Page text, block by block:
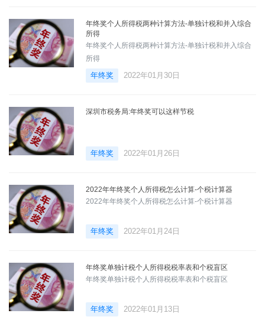
年终奖个人所得税两种计算方法-单独计税和并入综合
所得
年终奖个人所得税两种计算方法-单独计税和并入综合
所得
年终奖 2022年01月30日
深圳市税务局:年终奖可以这样节税
年终奖 2022年01月26日
2022年年终奖个人所得税怎么计算-个税计算器
2022年年终奖个人所得税怎么计算-个税计算器
年终奖 2022年01月24日
年终奖单独计税个人所得税税率表和个税盲区
年终奖单独计税个人所得税税率表和个税盲区
年终奖 2022年01月13日